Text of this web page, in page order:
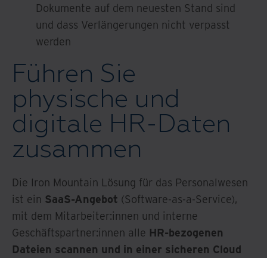
Dokumente auf dem neuesten Stand sind
und dass Verlängerungen nicht verpasst
werden
Führen Sie
physische und
digitale HR-Daten
zusammen
Die Iron Mountain Lösung für das Personalwesen
ist ein SaaS-Angebot (Software-as-a-Service),
mit dem Mitarbeiter:innen und interne
Geschäftspartner:innen alle HR-bezogenen
Dateien scannen und in einer sicheren Cloud